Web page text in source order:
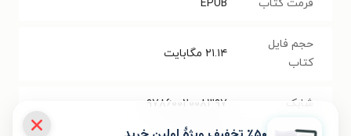
فرمت کتاب EPUB
حجم فایل
کتاب
۲۱.۱۴ مگابایت
شابک ۹۷۸۶۰۰۲۰۰۸۳۹۷